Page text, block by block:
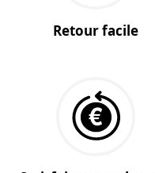
Retour facile